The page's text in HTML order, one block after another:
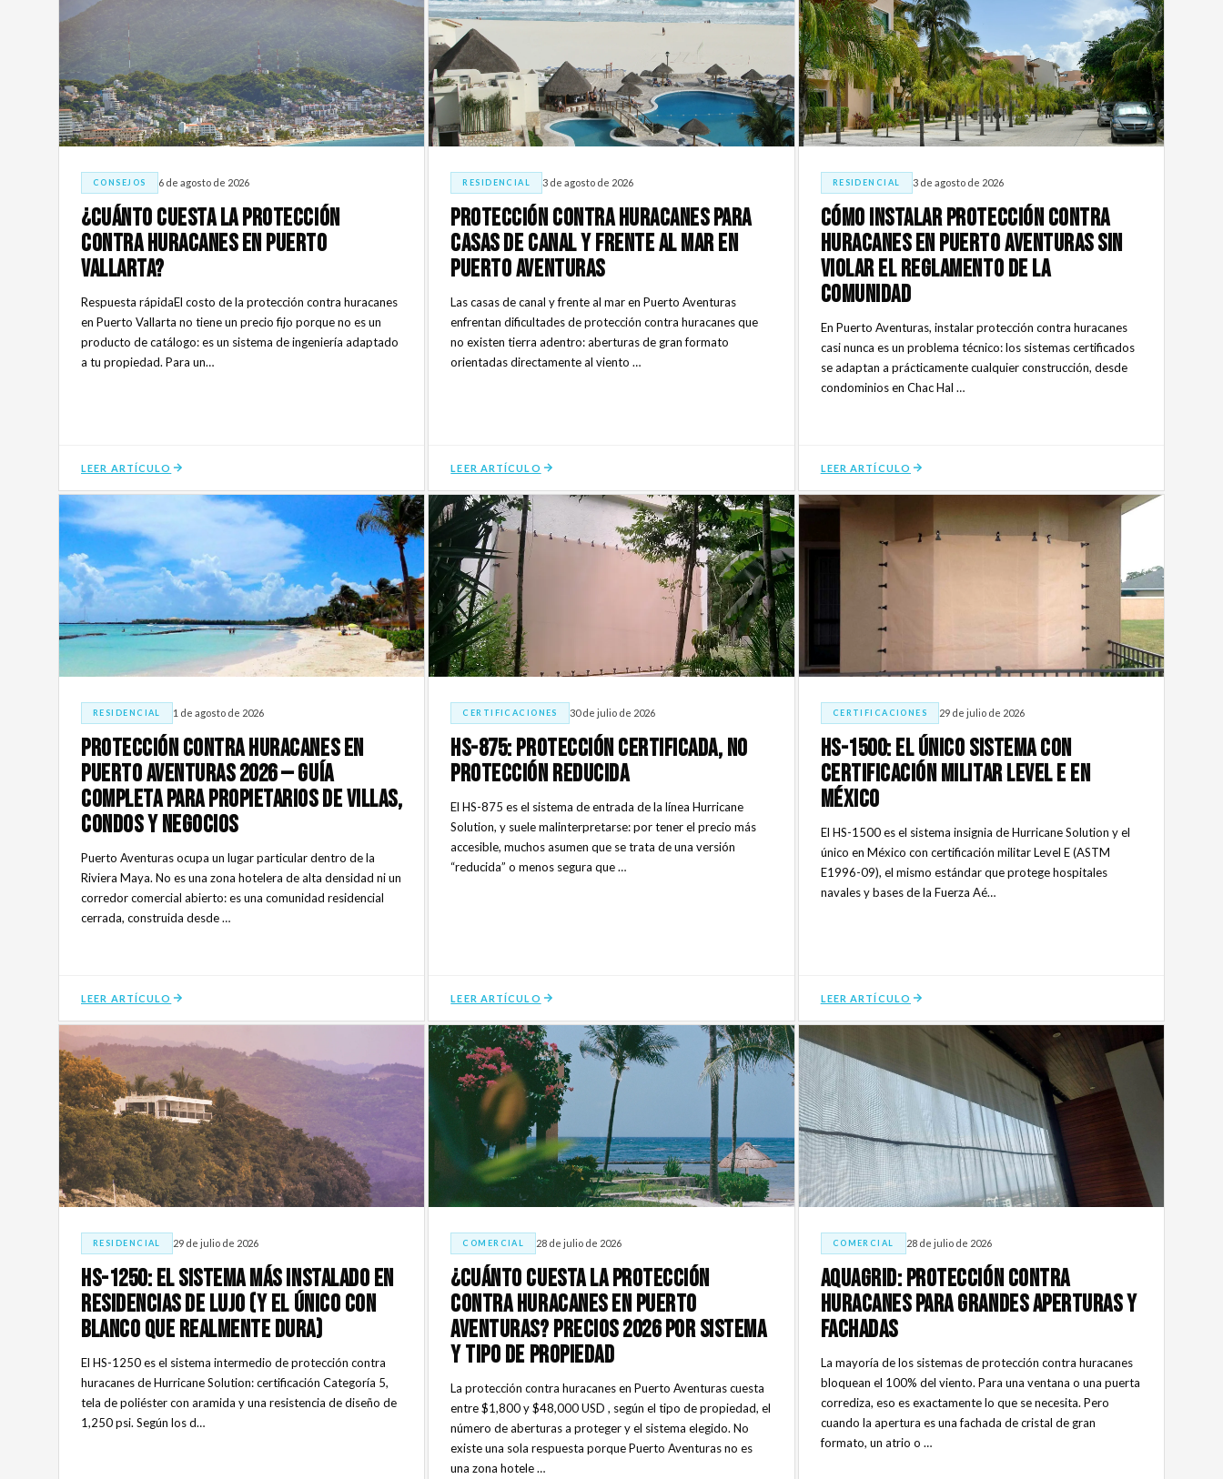
CONSEJOS 6 de agosto de 2026
¿Cuánto Cuesta la Protección
Contra Huracanes en Puerto
Vallarta?
Respuesta rápidaEl costo de la protección contra huracanes
en Puerto Vallarta no tiene un precio fijo porque no es un
producto de catálogo: es un sistema de ingeniería adaptado
a tu propiedad. Para un…
LEER ARTÍCULO
RESIDENCIAL 3 de agosto de 2026
Protección Contra Huracanes Para
Casas De Canal Y Frente Al Mar En
Puerto Aventuras
Las casas de canal y frente al mar en Puerto Aventuras
enfrentan dificultades de protección contra huracanes que
no existen tierra adentro: aberturas de gran formato
orientadas directamente al viento …
LEER ARTÍCULO
RESIDENCIAL 3 de agosto de 2026
Cómo Instalar Protección Contra
Huracanes En Puerto Aventuras Sin
Violar El Reglamento De La
Comunidad
En Puerto Aventuras, instalar protección contra huracanes
casi nunca es un problema técnico: los sistemas certificados
se adaptan a prácticamente cualquier construcción, desde
condominios en Chac Hal …
LEER ARTÍCULO
RESIDENCIAL 1 de agosto de 2026
Protección Contra Huracanes En
Puerto Aventuras 2026 — Guía
Completa Para Propietarios De Villas,
Condos Y Negocios
Puerto Aventuras ocupa un lugar particular dentro de la
Riviera Maya. No es una zona hotelera de alta densidad ni un
corredor comercial abierto: es una comunidad residencial
cerrada, construida desde …
LEER ARTÍCULO
CERTIFICACIONES 30 de julio de 2026
HS-875: Protección Certificada, No
Protección Reducida
El HS-875 es el sistema de entrada de la línea Hurricane
Solution, y suele malinterpretarse: por tener el precio más
accesible, muchos asumen que se trata de una versión
“reducida” o menos segura que …
LEER ARTÍCULO
CERTIFICACIONES 29 de julio de 2026
HS-1500: el único sistema con
certificación militar Level E en
México
El HS-1500 es el sistema insignia de Hurricane Solution y el
único en México con certificación militar Level E (ASTM
E1996-09), el mismo estándar que protege hospitales
navales y bases de la Fuerza Aé…
LEER ARTÍCULO
RESIDENCIAL 29 de julio de 2026
HS-1250: el sistema más instalado en
residencias de lujo (y el único con
blanco que realmente dura)
El HS-1250 es el sistema intermedio de protección contra
huracanes de Hurricane Solution: certificación Categoría 5,
tela de poliéster con aramida y una resistencia de diseño de
1,250 psi. Según los d…
COMERCIAL 28 de julio de 2026
¿Cuánto cuesta la protección
contra huracanes en Puerto
Aventuras? Precios 2026 por sistema
y tipo de propiedad
La protección contra huracanes en Puerto Aventuras cuesta
entre $1,800 y $48,000 USD , según el tipo de propiedad, el
número de aberturas a proteger y el sistema elegido. No
existe una sola respuesta porque Puerto Aventuras no es
una zona hotele …
COMERCIAL 28 de julio de 2026
AquaGrid: protección contra
huracanes para grandes aperturas y
fachadas
La mayoría de los sistemas de protección contra huracanes
bloquean el 100% del viento. Para una ventana o una puerta
corrediza, eso es exactamente lo que se necesita. Pero
cuando la apertura es una fachada de cristal de gran
formato, un atrio o …